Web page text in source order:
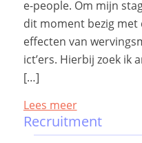
e-people. Om mijn
dit moment bezig met
effecten van
ict’ers. Hierbij zoek ik
[…]
Lees meer
Recruitment